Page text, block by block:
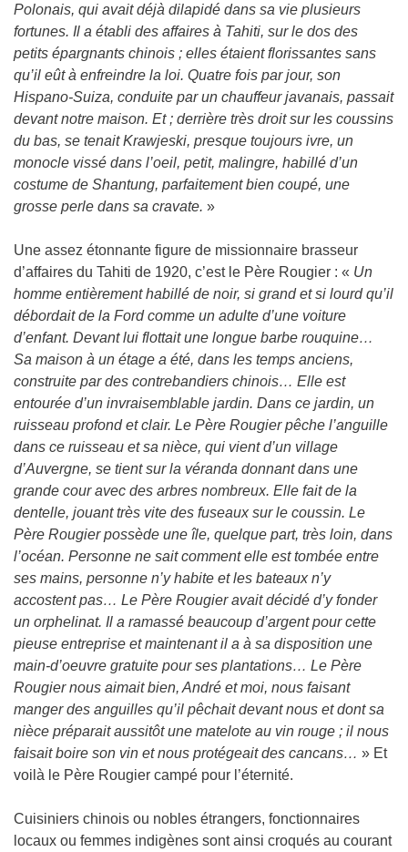
Polonais, qui avait déjà dilapidé dans sa vie plusieurs
fortunes. Il a établi des affaires à Tahiti, sur le dos des
petits épargnants chinois ; elles étaient florissantes sans
qu’il eût à enfreindre la loi. Quatre fois par jour, son
Hispano-Suiza, conduite par un chauffeur javanais, passait
devant notre maison. Et ; derrière très droit sur les coussins
du bas, se tenait Krawjeski, presque toujours ivre, un
monocle vissé dans l’oeil, petit, malingre, habillé d’un
costume de Shantung, parfaitement bien coupé, une
grosse perle dans sa cravate. »
Une assez étonnante figure de missionnaire brasseur
d’affaires du Tahiti de 1920, c’est le Père Rougier : « Un
homme entièrement habillé de noir, si grand et si lourd qu’il
débordait de la Ford comme un adulte d’une voiture
d’enfant. Devant lui flottait une longue barbe rouquine…
Sa maison à un étage a été, dans les temps anciens,
construite par des contrebandiers chinois… Elle est
entourée d’un invraisemblable jardin. Dans ce jardin, un
ruisseau profond et clair. Le Père Rougier pêche l’anguille
dans ce ruisseau et sa nièce, qui vient d’un village
d’Auvergne, se tient sur la véranda donnant dans une
grande cour avec des arbres nombreux. Elle fait de la
dentelle, jouant très vite des fuseaux sur le coussin. Le
Père Rougier possède une île, quelque part, très loin, dans
l’océan. Personne ne sait comment elle est tombée entre
ses mains, personne n’y habite et les bateaux n’y
accostent pas… Le Père Rougier avait décidé d’y fonder
un orphelinat. Il a ramassé beaucoup d’argent pour cette
pieuse entreprise et maintenant il a à sa disposition une
main-d’oeuvre gratuite pour ses plantations… Le Père
Rougier nous aimait bien, André et moi, nous faisant
manger des anguilles qu’il pêchait devant nous et dont sa
nièce préparait aussitôt une matelote au vin rouge ; il nous
faisait boire son vin et nous protégeait des cancans… » Et
voilà le Père Rougier campé pour l’éternité.
Cuisiniers chinois ou nobles étrangers, fonctionnaires
locaux ou femmes indigènes sont ainsi croqués au courant